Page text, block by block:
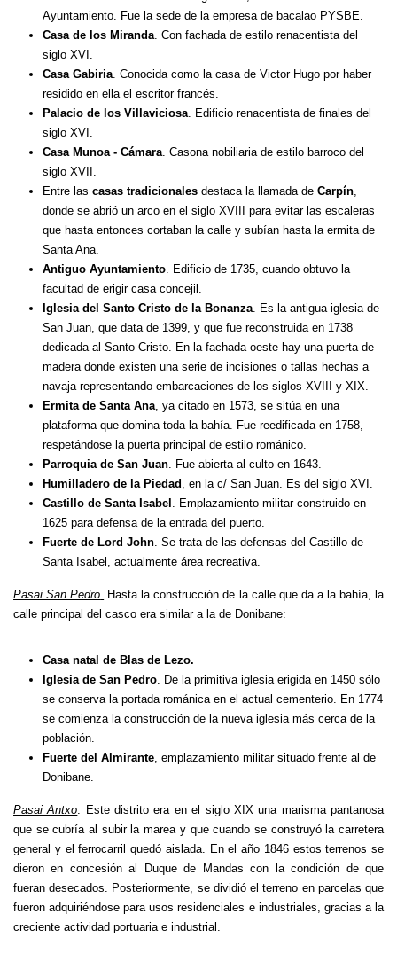
Ayuntamiento. Fue la sede de la empresa de bacalao PYSBE.
Casa de los Miranda. Con fachada de estilo renacentista del
siglo XVI.
Casa Gabiria. Conocida como la casa de Victor Hugo por haber
residido en ella el escritor francés.
Palacio de los Villaviciosa. Edificio renacentista de finales del
siglo XVI.
Casa Munoa - Cámara. Casona nobiliaria de estilo barroco del
siglo XVII.
Entre las casas tradicionalesdestaca la llamada de Carpín,
donde se abrió un arco en el siglo XVIII para evitar las escaleras
que hasta entonces cortaban la calle y subían hasta la ermita de
Santa Ana.
Antiguo Ayuntamiento. Edificio de 1735, cuando obtuvo la
facultad de erigir casa concejil.
Iglesia del Santo Cristo de la Bonanza. Es la antigua iglesia de
San Juan, que data de 1399, y que fue reconstruida en 1738
dedicada al Santo Cristo. En la fachada oeste hay una puerta de
madera donde existen una serie de incisiones o tallas hechas a
navaja representando embarcaciones de los siglos XVIII y XIX.
Ermita de Santa Ana, ya citado en 1573, se sitúa en una
plataforma que domina toda la bahía. Fue reedificada en 1758,
respetándose la puerta principal de estilo románico.
Parroquia de San Juan. Fue abierta al culto en 1643.
Humilladero de la Piedad , en la c/ San Juan. Es del siglo XVI.
Castillo de Santa Isabel . Emplazamiento militar construido en
1625 para defensa de la entrada del puerto.
Fuerte de Lord John. Se trata de las defensas del Castillo de
Santa Isabel, actualmente área recreativa.
Pasai San Pedro. Hasta la construcción de la calle que da a la bahía, la
calle principal del casco era similar a la de Donibane:
Casa natal de Blas de Lezo.
Iglesia de San Pedro. De la primitiva iglesia erigida en 1450 sólo
se conserva la portada románica en el actual cementerio. En 1774
se comienza la construcción de la nueva iglesia más cerca de la
población.
Fuerte del Almirante, emplazamiento militar situado frente al de
Donibane.
Pasai Antxo. Este distrito era en el siglo XIX una marisma pantanosa
que se cubría al subir la marea y que cuando se construyó la carretera
general y el ferrocarril quedó aislada. En el año 1846 estos terrenos se
dieron en concesión al Duque de Mandas con la condición de que
fueran desecados. Posteriormente, se dividió el terreno en parcelas que
fueron adquiriéndose para usos residenciales e industriales, gracias a la
creciente actividad portuaria e industrial.